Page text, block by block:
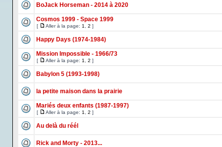
BoJack Horseman - 2014 à 2020
Cosmos 1999 - Space 1999
[ Aller à la page: 1 2 ]
Happy Days (1974-1984)
Mission Impossible - 1966/73
[ Aller à la page: 1 2 ]
Babylon 5 (1993-1998)
la petite maison dans la prairie
Mariés deux enfants (1987-1997)
[ Aller à la page: 1 2 ]
Au delà du réél
Rick and Morty - 2013...